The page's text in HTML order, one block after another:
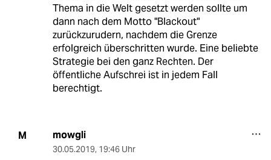
Thema in die Welt gesetzt werden sollte um
dann nach dem Motto "Blackout"
zurückzurudern, nachdem die Grenze
erfolgreich überschritten wurde. Eine beliebte
Strategie bei den ganz Rechten. Der
öffentliche Aufschrei ist in jedem Fall
berechtigt.
M mowgli
30.05.2019, 19:46 Uhr